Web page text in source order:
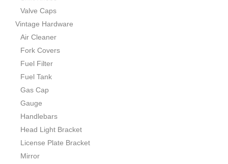
Valve Caps
Vintage Hardware
Air Cleaner
Fork Covers
Fuel Filter
Fuel Tank
Gas Cap
Gauge
Handlebars
Head Light Bracket
License Plate Bracket
Mirror